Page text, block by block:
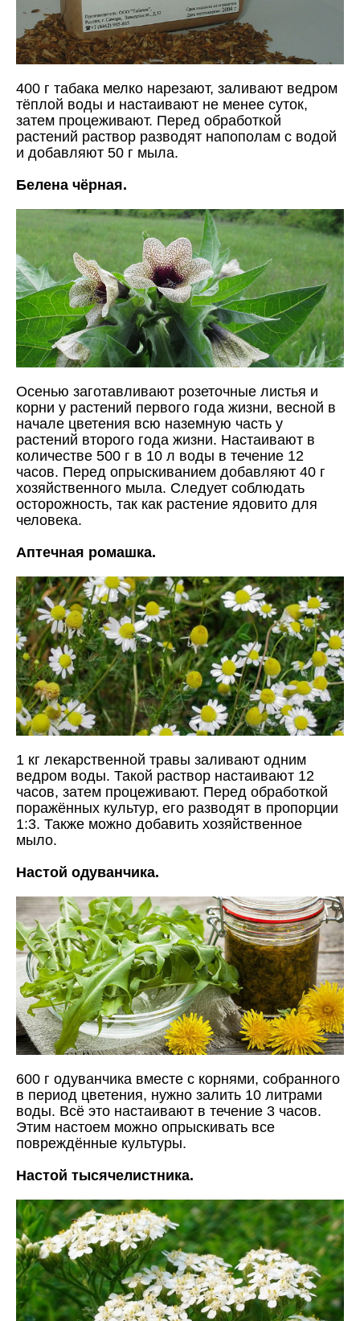
400 г табака мелко нарезают, заливают ведром
тёплой воды и настаивают не менее суток,
затем процеживают. Перед обработкой
растений раствор разводят напополам с водой
и добавляют 50 г мыла.
Белена чёрная.
Осенью заготавливают розеточные листья и
корни у растений первого года жизни, весной в
начале цветения всю наземную часть у
растений второго года жизни. Настаивают в
количестве 500 г в 10 л воды в течение 12
часов. Перед опрыскиванием добавляют 40 г
хозяйственного мыла. Следует соблюдать
осторожность, так как растение ядовито для
человека.
Аптечная ромашка.
1 кг лекарственной травы заливают одним
ведром воды. Такой раствор настаивают 12
часов, затем процеживают. Перед обработкой
поражённых культур, его разводят в пропорции
1:3. Также можно добавить хозяйственное
мыло.
Настой одуванчика.
600 г одуванчика вместе с корнями, собранного
в период цветения, нужно залить 10 литрами
воды. Всё это настаивают в течение 3 часов.
Этим настоем можно опрыскивать все
повреждённые культуры.
Настой тысячелистника.